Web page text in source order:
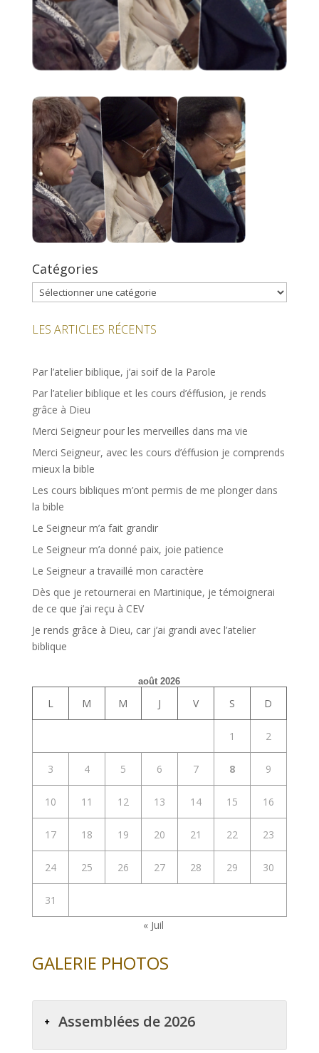
Catégories
Catégories
LES ARTICLES RÉCENTS
Par l’atelier biblique, j’ai soif de la Parole
Par l’atelier biblique et les cours d’éffusion, je rends
grâce à Dieu
Merci Seigneur pour les merveilles dans ma vie
Merci Seigneur, avec les cours d’éffusion je comprends
mieux la bible
Les cours bibliques m’ont permis de me plonger dans
la bible
Le Seigneur m’a fait grandir
Le Seigneur m’a donné paix, joie patience
Le Seigneur a travaillé mon caractère
Dès que je retournerai en Martinique, je témoignerai
de ce que j’ai reçu à CEV
Je rends grâce à Dieu, car j’ai grandi avec l’atelier
biblique
août 2026
L M M J V S D
1 2
3 4 5 6 7 8 9
10 11 12 13 14 15 16
17 18 19 20 21 22 23
24 25 26 27 28 29 30
31
« Juil
GALERIE PHOTOS
Assemblées de 2026